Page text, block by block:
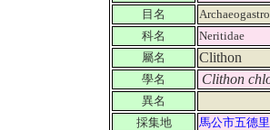
目名
科名
Neritidae
屬名
Clithon
學名 Clithon
異名
採集地
馬公市五德